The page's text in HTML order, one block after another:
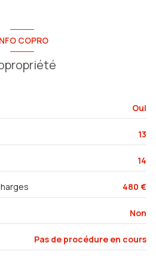
COPRO
Oui
13
14
480 €
Non
Pas de procédure en cours